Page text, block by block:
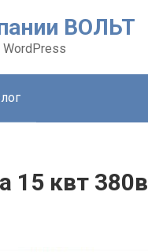
ВОЛЬТ
WordPress
15 квт 380в